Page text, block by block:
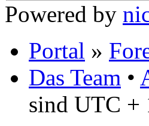
Powered by
Portal »
Das Team •
sind UTC +